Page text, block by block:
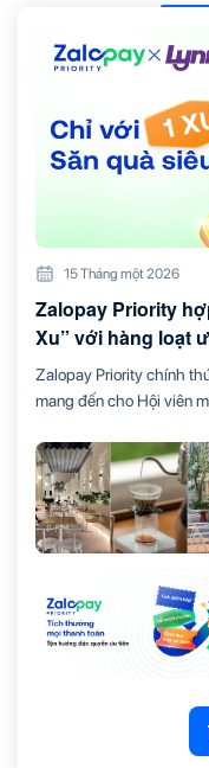
15 Tháng một 2026
Zalopay Priority
Xu” với hàng loạt
Zalopay Priority chính
mang đến cho Hội viên
đãi giá trị chỉ với 1 Xu,
ăn uống, mua sắm, làm